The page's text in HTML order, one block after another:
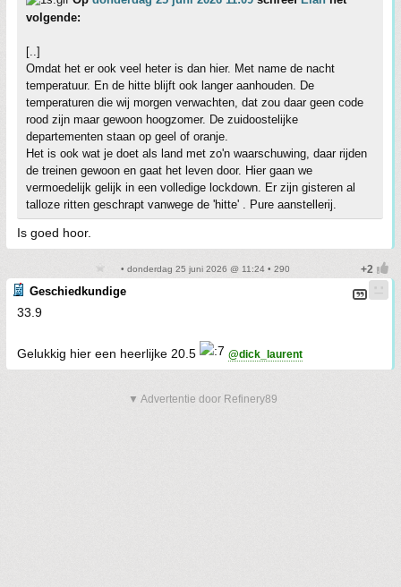
volgende:
[..]
Omdat het er ook veel heter is dan hier. Met name de nacht
temperatuur. En de hitte blijft ook langer aanhouden. De
temperaturen die wij morgen verwachten, dat zou daar geen code
rood zijn maar gewoon hoogzomer. De zuidoostelijke
departementen staan op geel of oranje.
Het is ook wat je doet als land met zo'n waarschuwing, daar rijden
de treinen gewoon en gaat het leven door. Hier gaan we
vermoedelijk gelijk in een volledige lockdown. Er zijn gisteren al
talloze ritten geschrapt vanwege de 'hitte' . Pure aanstellerij.
Is goed hoor.
• donderdag 25 juni 2026 @ 11:24 • 290
Geschiedkundige
33.9
Gelukkig hier een heerlijke 20.5 @dick_laurent
▼ Advertentie door Refinery89